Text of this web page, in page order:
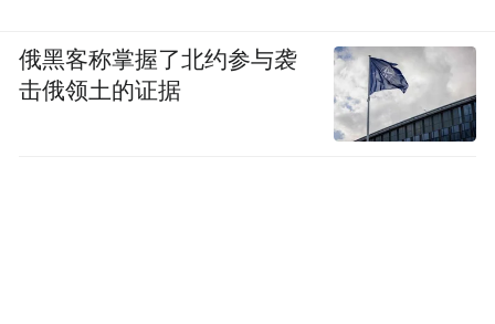
俄黑客称掌握了北约参与袭
击俄领土的证据